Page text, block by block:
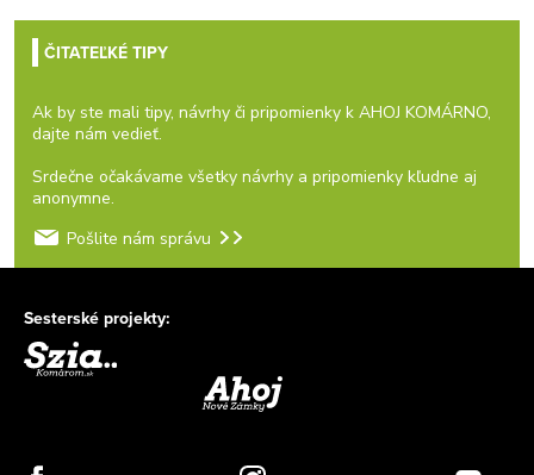
ČITATEĽKÉ TIPY
Ak by ste mali tipy, návrhy či pripomienky k AHOJ KOMÁRNO,
dajte nám vedieť.
Srdečne očakávame všetky návrhy a pripomienky kľudne aj
anonymne.
Pošlite nám správu
Sesterské projekty: